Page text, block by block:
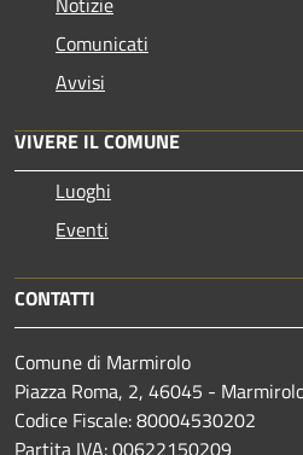
Comunicati
Avvisi
VIVERE IL COMUNE
Luoghi
Eventi
CONTATTI
Comune di Marmirolo
Piazza Roma, 2, 46045 -
Codice Fiscale: 80004530202
Partita IVA: 00622150209